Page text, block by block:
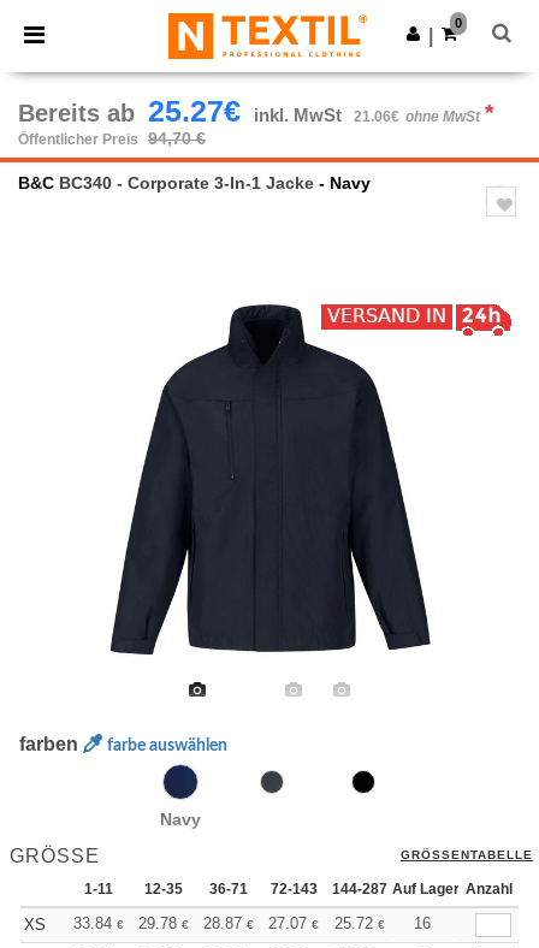
× Ntextil App
Bessere Preise in der App!
App holen
0
Bereits ab 25.27€ inkl. MwSt 21.06€ ohne MwSt *
Öffentlicher Preis 94,70 €
B&C BC340 - Corporate 3-In-1 Jacke - Navy
farben farbe auswählen
Navy
GRÖSSE GRÖSSENTABELLE
1-11 12-35 36-71 72-143 144-287 288 + Mehr
Auf Lager Anzahl
XS 33.84 € 29.78 € 28.87 € 27.07 € 25.72 € 25.27
16